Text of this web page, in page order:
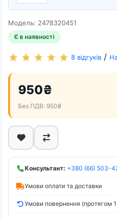
Модель: 2478320451
Є в наявності
8 відгуків /
950₴
Без ПДВ: 950₴
Консультант: +380 (66) 503-
Умови оплати та доставки
Умови повернення (протягом